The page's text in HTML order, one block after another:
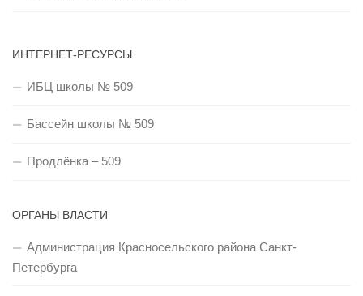
ИНТЕРНЕТ-РЕСУРСЫ
ИБЦ школы № 509
Бассейн школы № 509
Продлёнка – 509
ОРГАНЫ ВЛАСТИ
Администрация Красносельского района Санкт-
Петербурга